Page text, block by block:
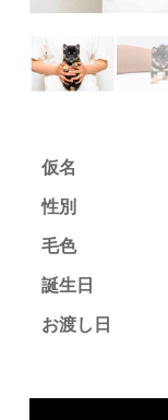
仮名
性別
毛色
誕生日
お渡し日